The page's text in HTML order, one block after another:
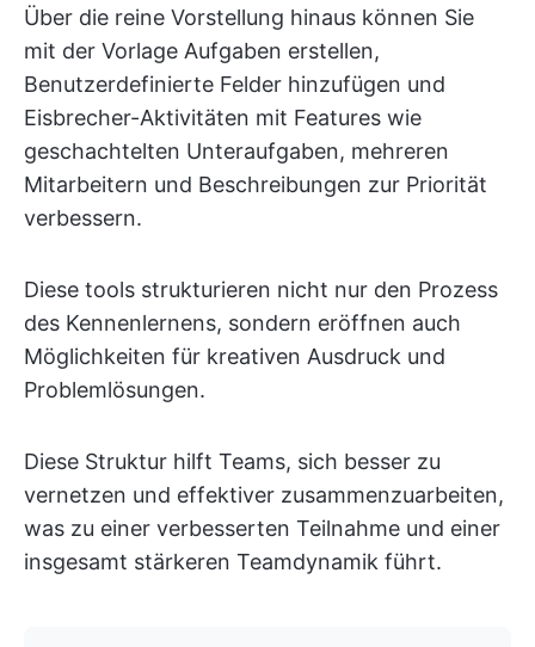
Über die reine Vorstellung hinaus können Sie
mit der Vorlage Aufgaben erstellen,
Benutzerdefinierte Felder hinzufügen und
Eisbrecher-Aktivitäten mit Features wie
geschachtelten Unteraufgaben, mehreren
Mitarbeitern und Beschreibungen zur Priorität
verbessern.
Diese tools strukturieren nicht nur den Prozess
des Kennenlernens, sondern eröffnen auch
Möglichkeiten für kreativen Ausdruck und
Problemlösungen.
Diese Struktur hilft Teams, sich besser zu
vernetzen und effektiver zusammenzuarbeiten,
was zu einer verbesserten Teilnahme und einer
insgesamt stärkeren Teamdynamik führt.